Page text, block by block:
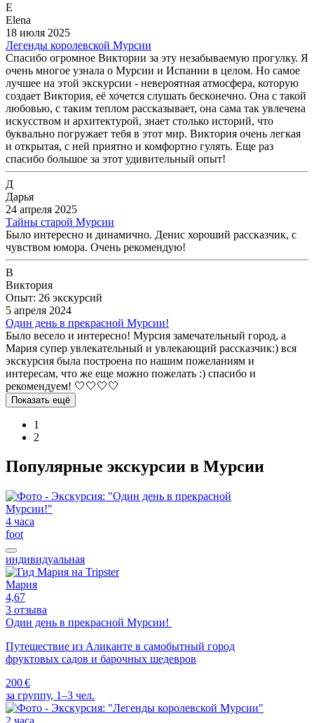
E
Elena
18 июля 2025
Легенды королевской Мурсии
Спасибо огромное Виктории за эту незабываемую прогулку. Я
очень многое узнала о Мурсии и Испании в целом. Но самое
лучшее на этой экскурсии - невероятная атмосфера, которую
создает Виктория, её хочется слушать бесконечно. Она с такой
любовью, с таким теплом рассказывает, она сама так увлечена
искусством и архитектурой, знает столько историй, что
буквально погружает тебя в этот мир. Виктория очень легкая
и открытая, с ней приятно и комфортно гулять. Еще раз
спасибо большое за этот удивительный опыт!
Д
Дарья
24 апреля 2025
Тайны старой Мурсии
Было интересно и динамично. Денис хороший рассказчик, с
чувством юмора. Очень рекомендую!
В
Виктория
Опыт: 26 экскурсий
5 апреля 2024
Один день в прекрасной Мурсии!
Было весело и интересно! Мурсия замечательный город, а
Мария супер увлекательный и увлекающий рассказчик:) вся
экскурсия была построена по нашим пожеланиям и
интересам, что же еще можно пожелать :) спасибо и
рекомендуем! 🤍🤍🤍🤍
Показать ещё
1
2
Популярные экскурсии в Мурсии
4 часа
foot
индивидуальная
Мария
4,67
3 отзыва
Один день в прекрасной Мурсии!
Путешествие из Аликанте в самобытный город
фруктовых садов и барочных шедевров
200 €
за группу, 1–3 чел.